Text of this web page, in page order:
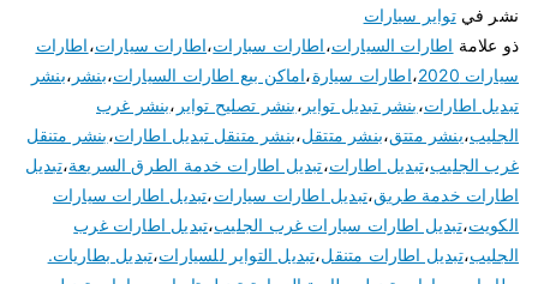
نشر فيتواير سيارات
ذو علامة اطارات السيارات،اطارات سبارات،اطارات سيارات،اطارات
سيارات 2020
،اطارات سيارة،اماكن بيع اطارات السيارات،بنشر ،بنشر
تبديل اطارات،بنشر تبديل تواير ،بنشر تصليح تواير ،بنشر غرب
الجليب،بنشر متتق،بنشر متتقل،بنشر متنقل تبديل اطارات،بنشر متنقل
غرب الجليب،تبديل اطارات،تبديل اطارات خدمة الطرق السريعة،تبديل
اطارات خدمة طريق،تبديل اطارات سيارات،تبديل اطارات سيارات
الكويت،تبديل اطارات سيارات غرب الجليب،تبديل اطارات غرب
الجليب،تبديل اطارات متنقل،تبديل التواير للسيارات،تبديل بطاريات.